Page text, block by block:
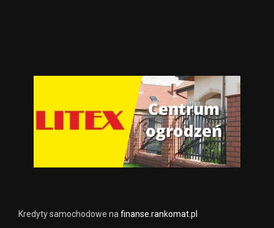
Kredyty samochodowe na finanse.rankomat.pl